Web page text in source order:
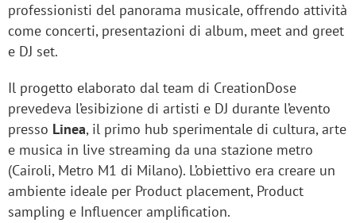
professionisti del panorama musicale, offrendo attività
come concerti, presentazioni di album, meet and greet
e DJ set.
Il progetto elaborato dal team di CreationDose
prevedeva l’esibizione di artisti e DJ durante l’evento
presso Linea, il primo hub sperimentale di cultura, arte
e musica in live streaming da una stazione metro
(Cairoli, Metro M1 di Milano). L’obiettivo era creare un
ambiente ideale per Product placement, Product
sampling e Influencer amplification.